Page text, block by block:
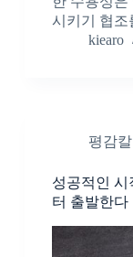
시키기 협
kiearo
평감
성공적인 시
터 출발한다